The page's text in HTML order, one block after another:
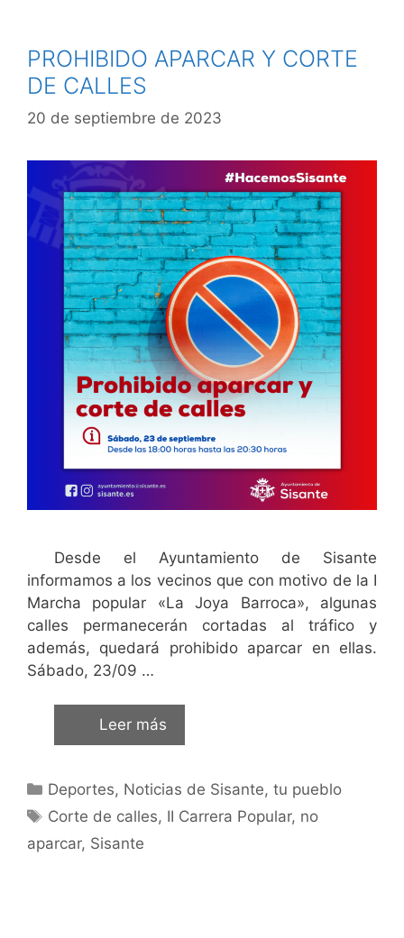
PROHIBIDO APARCAR Y CORTE
DE CALLES
20 de septiembre de 2023
Desde el Ayuntamiento de Sisante
informamos a los vecinos que con motivo de la I
Marcha popular «La Joya Barroca», algunas
calles permanecerán cortadas al tráfico y
además, quedará prohibido aparcar en ellas.
Sábado, 23/09 …
Leer más
Deportes, Noticias de Sisante, tu pueblo
Corte de calles, II Carrera Popular, no
aparcar, Sisante